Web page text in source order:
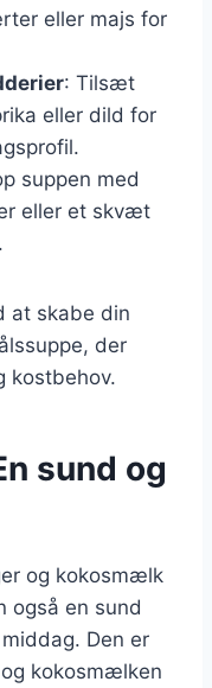
eller majs for
: Tilsæt
eller dild for
suppen med
eller et skvæt
at skabe din
der
kostbehov.
sund og
og kokosmælk
også en sund
Den er
kokosmælken